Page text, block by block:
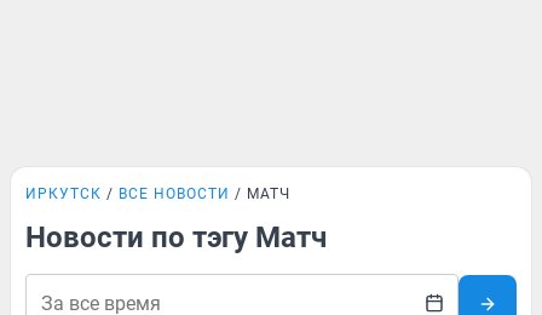
ИРКУТСК ВСЕ НОВОСТИ МАТЧ
Новости по тэгу Матч